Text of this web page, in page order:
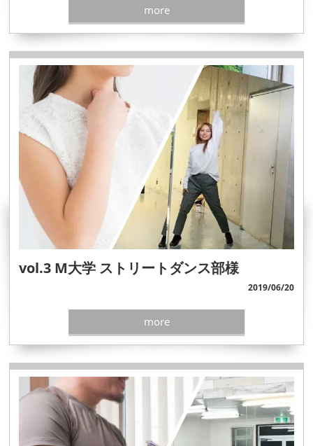
more
vol.3 M大学 ストリートダンス部様
2019/06/20
more